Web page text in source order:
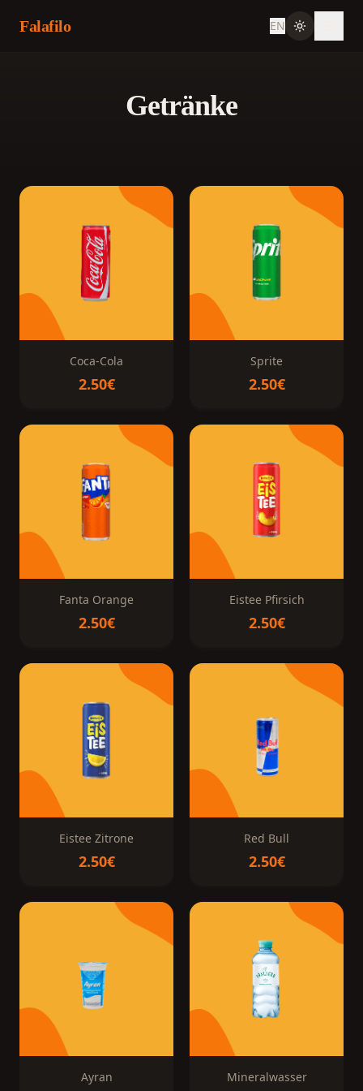
Falafilo EN
Getränke
Coca-Cola
2.50€
Sprite
2.50€
Fanta Orange
2.50€
Eistee Pfirsich
2.50€
Eistee Zitrone
2.50€
Red Bull
2.50€
Ayran Mineralwasser